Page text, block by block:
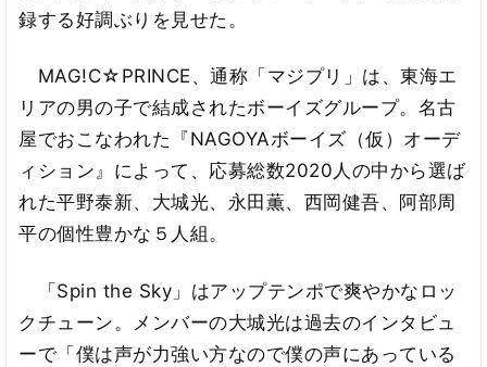
録する好調ぶりを見せた。
MAG!C☆PRINCE、通称「マジプリ」は、東海エ
リアの男の子で結成されたボーイズグループ。名古
屋でおこなわれた『NAGOYAボーイズ（仮）オーデ
ィション』によって、応募総数2020人の中から選ば
れた平野泰新、大城光、永田薫、西岡健吾、阿部周
平の個性豊かな５人組。
「Spin the Sky」はアップテンポで爽やかなロッ
クチューン。メンバーの大城光は過去のインタビュ
ーで「僕は声が力強い方なので僕の声にあっている